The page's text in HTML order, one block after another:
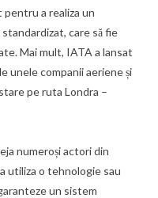
pentru a realiza un
care să fie
Mai mult, IATA a lansat
unele companii aeriene și
pe ruta Londra –
numeroși actori din
utiliza o tehnologie sau
un sistem